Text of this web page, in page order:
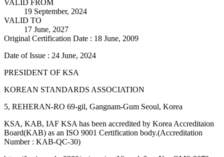
VALID FROM
19 September, 2024
VALID TO
17 June, 2027
Original Certification Date : 18 June, 2009
Date of Issue : 24 June, 2024
PRESIDENT OF KSA
KOREAN STANDARDS ASSOCIATION
5, REHERAN-RO 69-gil, Gangnam-Gum Seoul, Korea
KSA, KAB, IAF KSA has been accredited by Korea Accreditaion
Board(KAB) as an ISO 9001 Certification body.(Accreditation
Number : KAB-QC-30)